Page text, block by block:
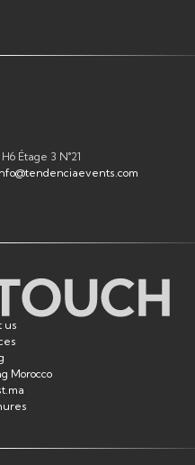
Étage 3 N°21
us
Morocco